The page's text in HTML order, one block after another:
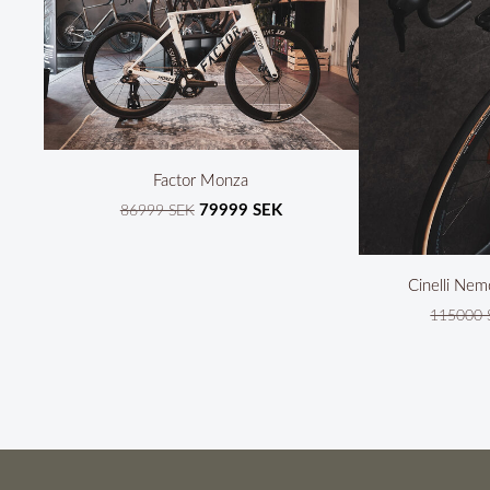
Factor Monza
86999 SEK 79999 SEK
Cinelli
115000